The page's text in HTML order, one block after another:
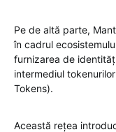
Pe de altă parte,
în cadrul
furnizarea de
intermediul
Tokens).
Această rețea